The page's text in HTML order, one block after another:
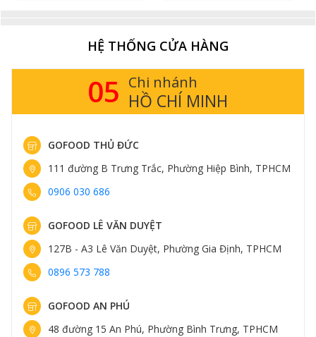
HỆ THỐNG CỬA HÀNG
05 Chi nhánh
HỒ CHÍ MINH
GOFOOD THỦ ĐỨC
111 đường B Trưng Trắc, Phường Hiệp Bình, TPHCM
0906 030 686
GOFOOD LÊ VĂN DUYỆT
127B - A3 Lê Văn Duyệt, Phường Gia Định, TPHCM
0896 573 788
GOFOOD AN PHÚ
48 đường 15 An Phú, Phường Bình Trưng, TPHCM